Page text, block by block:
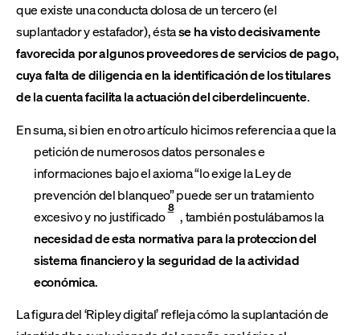
que existe una conducta dolosa de un tercero (el
suplantador y estafador), éstase ha visto decisivamente
favorecida por algunos proveedores de servicios de pago,
cuya falta de diligencia en la identificación de los titulares
de la cuenta facilita la actuación del ciberdelincuente.
En suma, si bien en otro artículo hicimos referencia a que la
petición de numerosos datos personales e
informaciones bajo el axioma “lo exige la Ley de
prevención del blanqueo” puede ser un tratamiento
excesivo y no justificado
8
, también postulábamos la
necesidad de esta normativa para la proteccion del
sistema financiero y la seguridad de la actividad
económica.
La figura del ‘Ripley digital’ refleja cómo la suplantación de